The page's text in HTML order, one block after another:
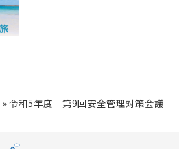
» 令和5年度 第9回安全管理対策会議